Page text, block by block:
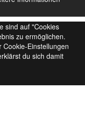
sind auf "Cookies
zu ermöglichen.
Einstellungen
du sich damit